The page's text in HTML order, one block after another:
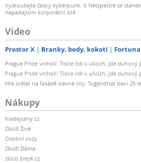
Vyzkoušejte český kyberpunk. V Netspectre se
napadajícím korporátní sítě
Video
Prostor X Branky, body, kokoti
Prague Pride vrcholí: Tisíce lidí v ulicích, jde duhový
Prague Pride vrcholí: Tisíce lidí v ulicích, jde duhový
Hra světel na fasádě slavné vily: Tugendhat slaví 25
Nákupy
hledejceny.cz
Zboží Živě
Osobní vozy
Zboží Dáma
zbozi.blesk.cz